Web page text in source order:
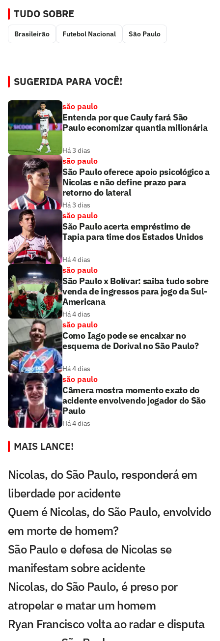
TUDO SOBRE
Brasileirão Futebol Nacional São Paulo
SUGERIDA PARA VOCÊ!
são paulo
Entenda por que Cauly fará São
Paulo economizar quantia milionária
Há 3 dias
são paulo
São Paulo oferece apoio psicológico a
Nicolas e não define prazo para
retorno do lateral
Há 3 dias
são paulo
São Paulo acerta empréstimo de
Tapia para time dos Estados Unidos
Há 4 dias
são paulo
São Paulo x Bolívar: saiba tudo sobre
venda de ingressos para jogo da Sul-
Americana
Há 4 dias
são paulo
Como Iago pode se encaixar no
esquema de Dorival no São Paulo?
Há 4 dias
são paulo
Câmera mostra momento exato do
acidente envolvendo jogador do São
Paulo
Há 4 dias
MAIS LANCE!
Nicolas, do São Paulo, responderá em
liberdade por acidente
Quem é Nicolas, do São Paulo, envolvido
em morte de homem?
São Paulo e defesa de Nicolas se
manifestam sobre acidente
Nicolas, do São Paulo, é preso por
atropelar e matar um homem
Ryan Francisco volta ao radar e disputa